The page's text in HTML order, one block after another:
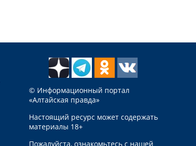
© Информационный портал
«Алтайская правда»
Настоящий ресурс может содержать
материалы 18+
Пожалуйста, ознакомьтесь с нашей